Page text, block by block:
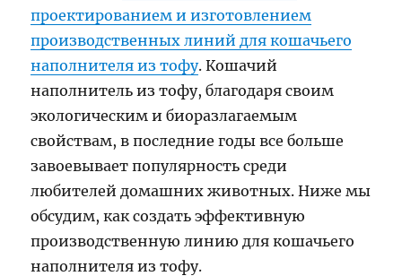
проектированием и изготовлением
производственных линий для кошачьего
наполнителя из тофу. Кошачий
наполнитель из тофу, благодаря своим
экологическим и биоразлагаемым
свойствам, в последние годы все больше
завоевывает популярность среди
любителей домашних животных. Ниже мы
обсудим, как создать эффективную
производственную линию для кошачьего
наполнителя из тофу.